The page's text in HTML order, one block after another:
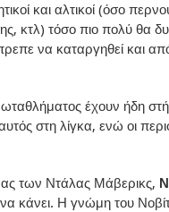
και αλτικοί (όσο
κτλ) τόσο πιο πολύ θα
να καταργηθεί και
έχουν ήδη
στη λίγκα, ενώ οι
των Ντάλας Μάβερικς,
κάνει. Η γνώμη του